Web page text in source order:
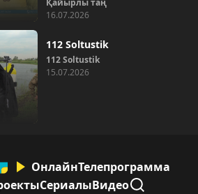
16.07.2026
112 Soltustik
112 Soltustik
15.07.2026
ОнлайнТелепрограмма
СериалыВидео